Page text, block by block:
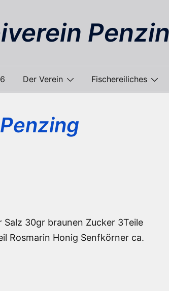
Der Verein Fischereiliches
30gr braunen Zucker 3Teile
Rosmarin Honig Senfkörner ca.